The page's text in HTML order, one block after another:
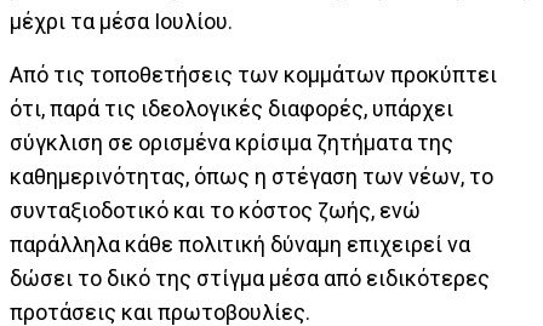
μέχρι τα μέσα Ιουλίου.
Από τις τοποθετήσεις των κομμάτων προκύπτει
ότι, παρά τις ιδεολογικές διαφορές, υπάρχει
σύγκλιση σε ορισμένα κρίσιμα ζητήματα της
καθημερινότητας, όπως η στέγαση των νέων, το
συνταξιοδοτικό και το κόστος ζωής, ενώ
παράλληλα κάθε πολιτική δύναμη επιχειρεί να
δώσει το δικό της στίγμα μέσα από ειδικότερες
προτάσεις και πρωτοβουλίες.